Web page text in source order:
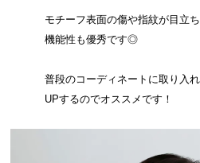
モチーフ表面の傷や指紋が目立
機能性も優秀です◎
普段のコーディネートに取り入
UPするのでオススメです！